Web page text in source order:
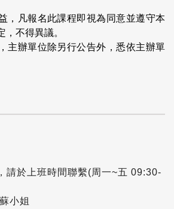
，凡報名此課程即視為同意並遵守本
，不得異議。
主辦單位除另行公告外，悉依主辦單
請於上班時間聯繫(周一~五 09:30-
小姐